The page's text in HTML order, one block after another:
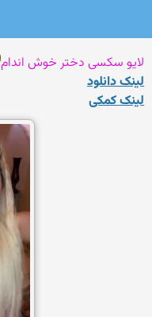
لایو سکسی دختر خوش اندام
لینک دانلود
لینک کمکی